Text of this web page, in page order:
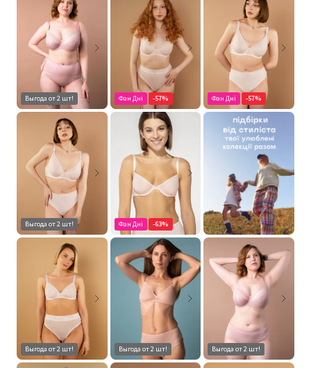
Выгода от 2 шт! Фан Дні -57% Фан Дні -57%
Выгода от 2 шт! Фан Дні -63%
Выгода от 2 шт! Выгода от 2 шт! Выгода от 2 шт!